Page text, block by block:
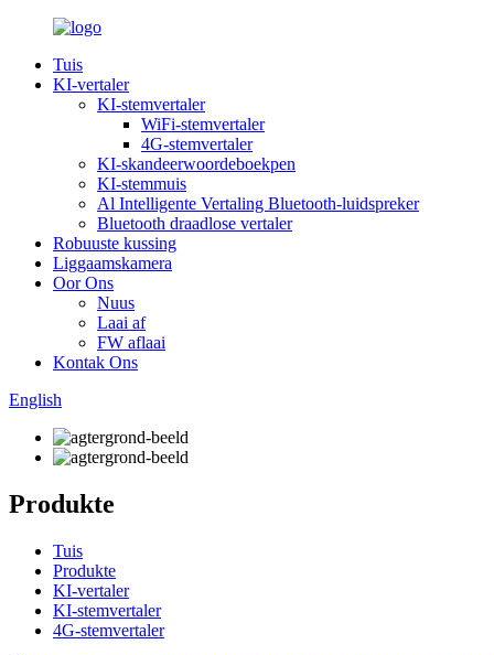
Tuis
KI-vertaler
KI-stemvertaler
WiFi-stemvertaler
4G-stemvertaler
KI-skandeerwoordeboekpen
KI-stemmuis
Al Intelligente Vertaling Bluetooth-luidspreker
Bluetooth draadlose vertaler
Robuuste kussing
Liggaamskamera
Oor Ons
Nuus
Laai af
FW aflaai
Kontak Ons
English
Produkte
Tuis
Produkte
KI-vertaler
KI-stemvertaler
4G-stemvertaler